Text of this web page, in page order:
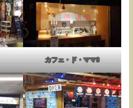
カフェ・ド・ママ3